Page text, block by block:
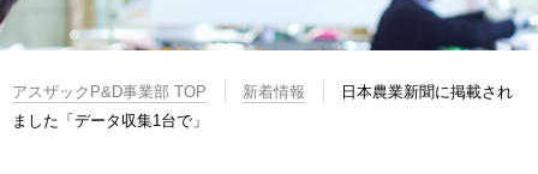
アスザックP&D事業部 TOP 新着情報
日本農業新聞に掲載され
ました「データ収集1台で」